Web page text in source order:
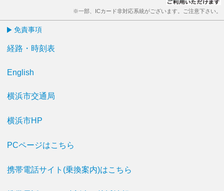
※一部、ICカード非対応系統がございます。ご注意下さい。
免責事項
経路・時刻表
English
横浜市交通局
横浜市HP
PCページはこちら
携帯電話サイト(乗換案内)はこちら